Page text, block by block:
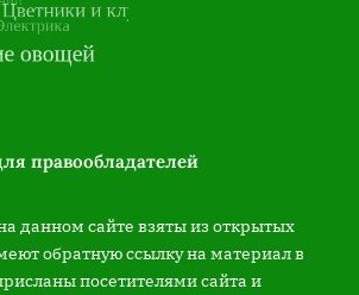
правообладателей
данном сайте взяты из открытых
обратную ссылку на материал в
посетителями сайта и